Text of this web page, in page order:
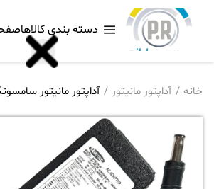
دسته بندی کالاها
خانه آداپتور مانیتور آداپتور مانیتور سامسونگ 19ولت 2.1